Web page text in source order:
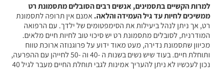
למרות הקשיים בתסמינים, אנשים רבים הסובלים מתסמונת רט
ממשיכים לחיות עד גיל העמידה והלאה. אמנם אין תרופה לתסמונת
רט, אך ניתן לנהל ביעילות את הסימפטומים של ילדך. עם הרפואה
המודרנית, לסובלים מתסמונת רט יש סיכוי טוב לחיות חיים מלאים.
מכיוון שתסמונת נדירה, מעט מאוד ידוע על פרוגנוזה ארוכת טווח
ותוחלת חיים. בעוד שיש נשים בשנות ה -40 וה -50 לחייהן עם ההפרעה,
נכון לעכשיו לא ניתן להעריך אמינות לגבי תוחלת החיים מעבר לגיל 40